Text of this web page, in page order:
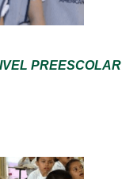
PREESCOLAR